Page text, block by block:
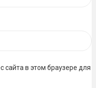
сайта в этом браузере для